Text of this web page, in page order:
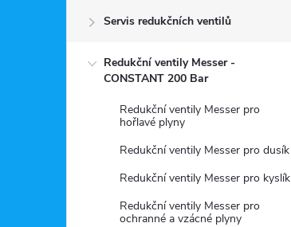
Servis redukčních ventilů
Redukční ventily Messer -
CONSTANT 200 Bar
Redukční ventily Messer pro
hořlavé plyny
Redukční ventily Messer pro dusík
Redukční ventily Messer pro kyslík
Redukční ventily Messer pro
ochranné a vzácné plyny